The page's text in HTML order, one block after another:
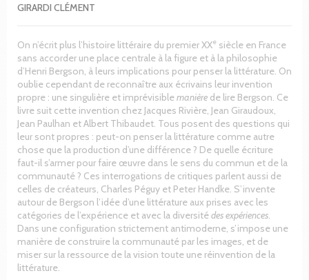
GIRARDI CLÉMENT
On n’écrit plus l’histoire littéraire du premier XXe siècle en France
sans accorder une place centrale à la figure et à la philosophie
d’Henri Bergson, à leurs implications pour penser la littérature. On
oublie cependant de reconnaître aux écrivains leur invention
propre : une singulière et imprévisiblemanière de lire Bergson. Ce
livre suit cette invention chez Jacques Rivière, Jean Giraudoux,
Jean Paulhan et Albert Thibaudet. Tous posent des questions qui
leur sont propres : peut-on penser la littérature comme autre
chose que la production d’une différence ? De quelle écriture
faut-il s’armer pour faire œuvre dans le sens du commun et de la
communauté ? Ces interrogations de critiques parlent aussi de
celles de créateurs, Charles Péguy et Peter Handke. S’invente
autour de Bergson l’idée d’une littérature aux prises avec les
catégories de l’expérience et avec la diversitédes expériences
Dans une configuration strictement antimoderne, s’impose une
manière de construire la communauté par les images, et de
miser sur la ressource de la vision toute une réinvention de la
littérature.